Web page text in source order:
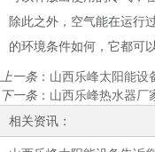
除此之外，空气能在运行
的环境条件如何，它都可
上一条： 山西乐峰太阳能设
下一条： 山西乐峰热水器厂
相关资讯：